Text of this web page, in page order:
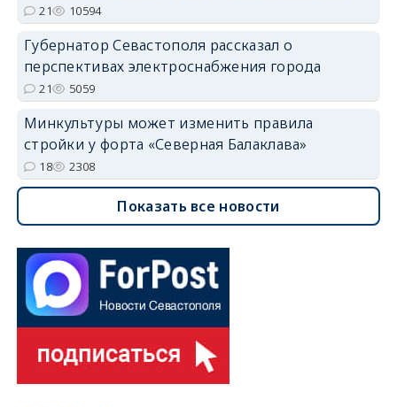
21 10594
Губернатор Севастополя рассказал о
перспективах электроснабжения города
21 5059
Минкультуры может изменить правила
стройки у форта «Северная Балаклава»
18 2308
Показать все новости